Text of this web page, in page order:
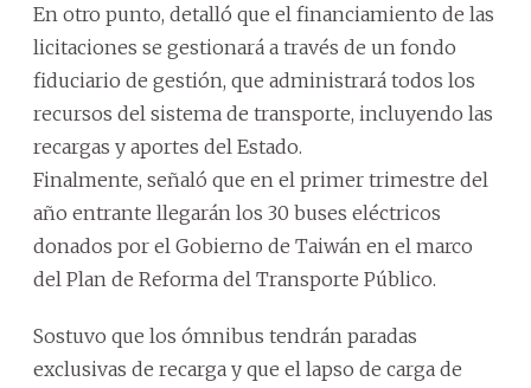
En otro punto, detalló que el financiamiento de las
licitaciones se gestionará a través de un fondo
fiduciario de gestión, que administrará todos los
recursos del sistema de transporte, incluyendo las
recargas y aportes del Estado.
Finalmente, señaló que en el primer trimestre del
año entrante llegarán los 30 buses eléctricos
donados por el Gobierno de Taiwán en el marco
del Plan de Reforma del Transporte Público.
Sostuvo que los ómnibus tendrán paradas
exclusivas de recarga y que el lapso de carga de